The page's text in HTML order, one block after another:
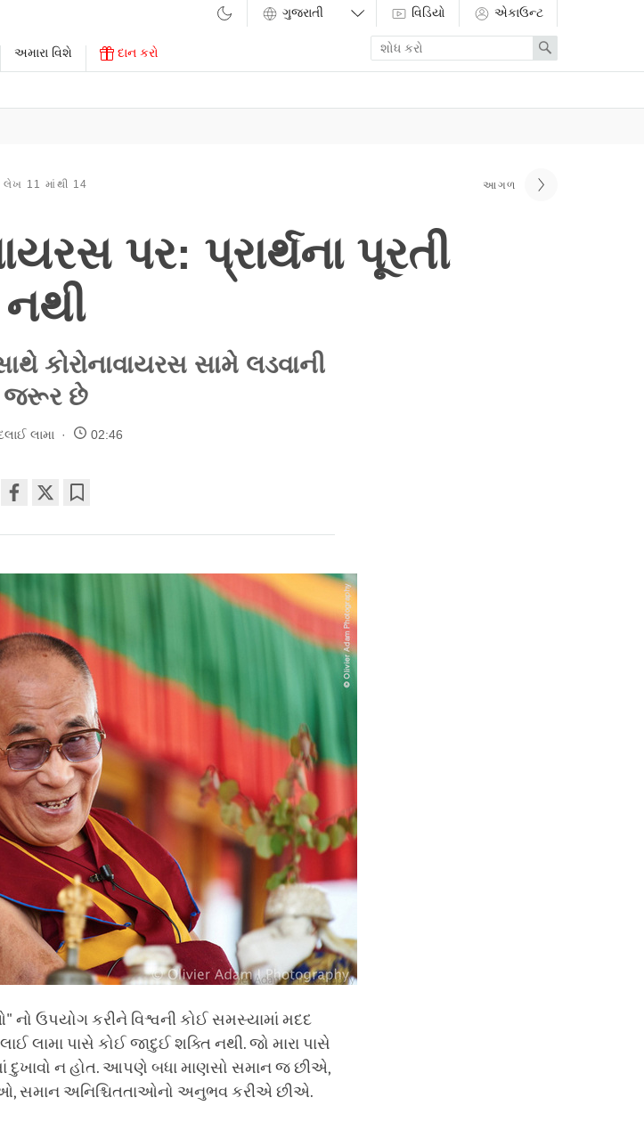
અમારા વિશે દાન કરો
વિડિયો એકાઉન્ટ
Enter
search
term
Search
લેખ 11 માંથી 14 આગળ
પર: પ્રાર્થના પૂરતી
નથી
કોરોનાવાયરસ સામે લડવાની
જરૂર છે
લામા 02:46
on
નો ઉપયોગ કરીને વિશ્વની કોઈ સમસ્યામાં મદદ
લામા પાસે કોઈ જાદુઈ શક્તિ નથી. જો મારા પાસે
દુખાવો ન હોત. આપણે બધા માણસો સમાન જ છીએ,
અનિશ્ચિતતાઓનો અનુભવ કરીએ છીએ.